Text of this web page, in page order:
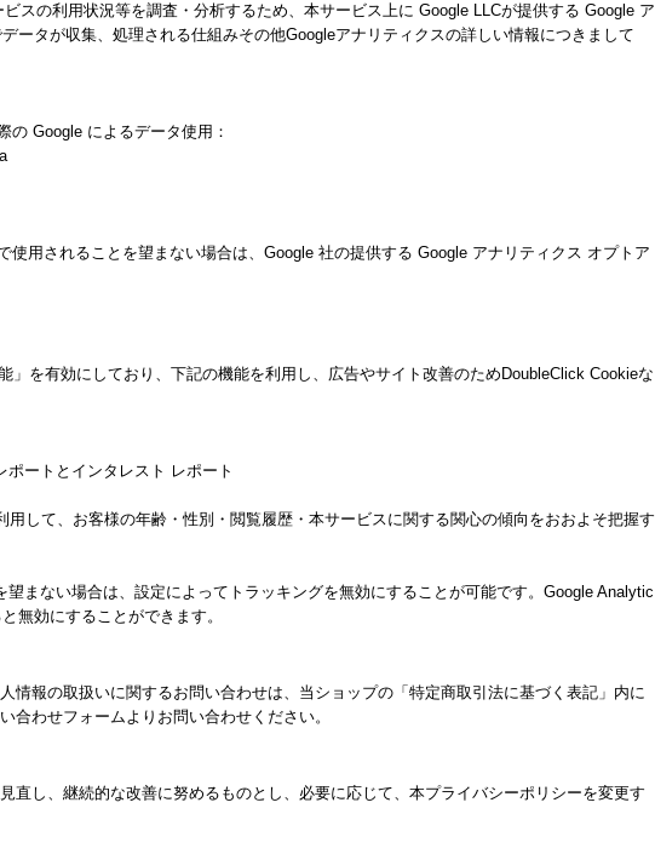
スの利用状況等を調査・分析するため、本サービス上に Google LLCが提供する Google ア
ータが収集、処理される仕組みその他Googleアナリティクスの詳しい情報につきまして
の Google によるデータ使用：
用されることを望まない場合は、Google 社の提供する Google アナリティクス オプトア
」を有効にしており、下記の機能を利用し、広告やサイト改善のためDoubleClick Cookieな
ートとインタレスト レポート
して、お客様の年齢・性別・閲覧履歴・本サービスに関する関心の傾向をおおよそ把握す
望まない場合は、設定によってトラッキングを無効にすることが可能です。Google Analytic
無効にすることができます。
情報の取扱いに関するお問い合わせは、当ショップの「特定商取引法に基づく表記」内に
合わせフォームよりお問い合わせください。
直し、継続的な改善に努めるものとし、必要に応じて、本プライバシーポリシーを変更す